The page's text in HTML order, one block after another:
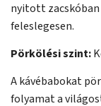
nyitott zacskóban
feleslegesen.
Pörkölési szint:
A kávébabokat
folyamat a